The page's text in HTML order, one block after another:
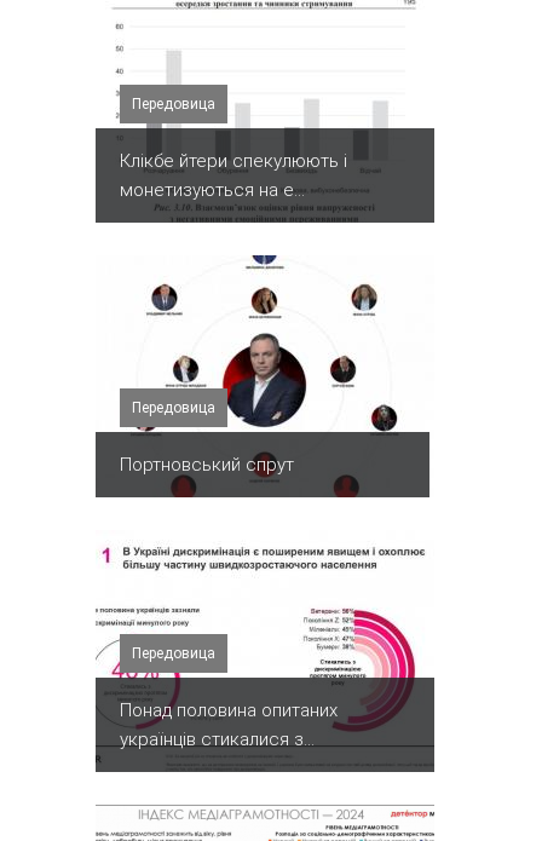
Передовица
Клікбе йтери спекулюють і
монетизуються на е...
Передовица
Портновський спрут
Передовица
Понад половина опитаних
українців стикалися з...